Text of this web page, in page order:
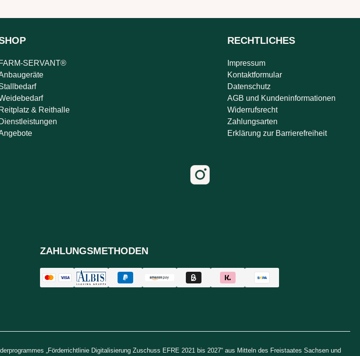
FARM-SERVANT®
Reitplatz & Reithalle
Dienstleistungen
RECHTLICHES
Impressum
Kontaktformular
Datenschutz
AGB und Kundeninformationen
Widerrufsrecht
Zahlungsarten
Erklärung zur Barrierefreiheit
ZAHLUNGSMETHODEN
„Förderrichtlinie Digitalisierung Zuschuss EFRE 2021 bis 2027“ aus Mitteln des Freistaates Sachsen und